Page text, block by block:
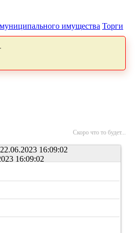
имущества Торги
Скоро что то будет...
16:09:02
16:09:02